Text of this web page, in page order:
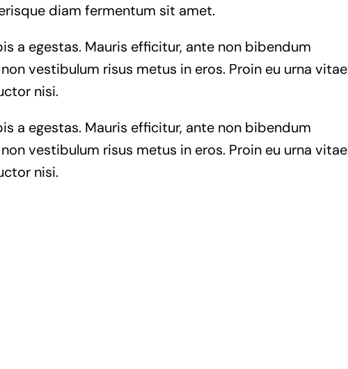
diam fermentum sit amet.
a egestas. Mauris efficitur, ante non bibendum
vestibulum risus metus in eros. Proin eu urna vitae
nisi.
a egestas. Mauris efficitur, ante non bibendum
vestibulum risus metus in eros. Proin eu urna vitae
nisi.